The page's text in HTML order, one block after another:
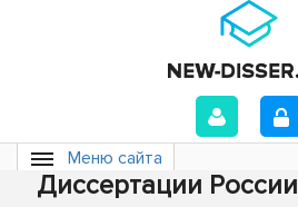
Меню сайта
Диссертации России